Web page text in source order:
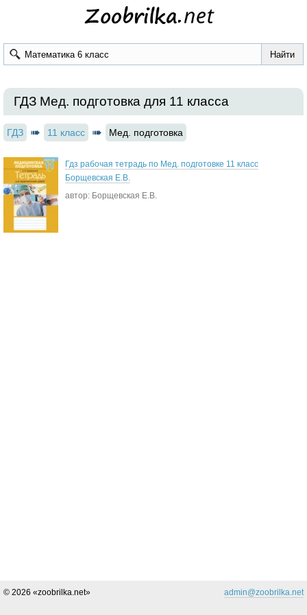
ГДЗ Мед. подготовка для 11 класса
ГДЗ 11 класс Мед. подготовка
Гдз рабочая тетрадь по Мед. подготовке 11 класс
Борщевская Е.В.
автор: Борщевская Е.В.
© 2026 «zoobrilka.net» admin@zoobrilka.net